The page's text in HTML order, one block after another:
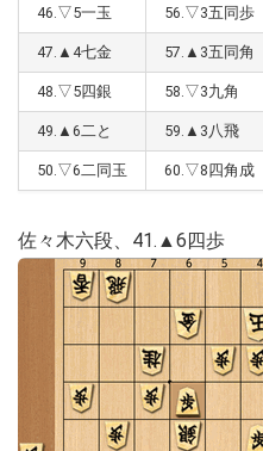
46.▽5一玉 56.▽3五同歩
47.▲4七金 57.▲3五同角
48.▽5四銀 58.▽3九角
49.▲6二と 59.▲3八飛
50.▽6二同玉 60.▽8四角成
佐々木六段、41.▲6四歩